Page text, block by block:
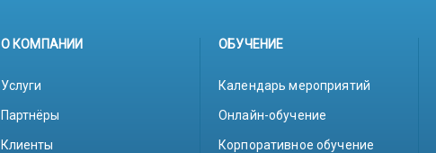
О КОМПАНИИ
Услуги
Партнёры
Клиенты
ОБУЧЕНИЕ
Календарь мероприятий
Онлайн-обучение
Корпоративное обучение